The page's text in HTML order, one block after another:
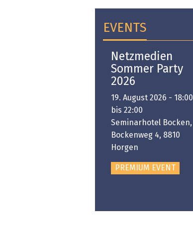
EVENTS
Netzmedien
Sommer Party
2026
19. August 2026 - 18:00
bis 22:00
Seminarhotel Bocken,
Bockenweg 4, 8810
Horgen
PREMIUM EVENT